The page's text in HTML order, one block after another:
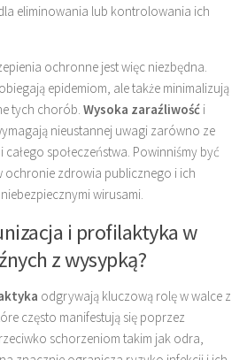
eliminowania lub kontrolowania ich
ochronne jest więc niezbędna.
epidemiom, ale także minimalizują
tych chorób. Wysoka zaraźliwość i
nieustannej uwagi zarówno ze
społeczeństwa. Powinniśmy być
ochronie zdrowia publicznego i ich
wirusami.
i profilaktyka w
z wysypką?
odgrywają kluczową rolę w walce z
często manifestują się poprzez
schorzeniom takim jak odra,